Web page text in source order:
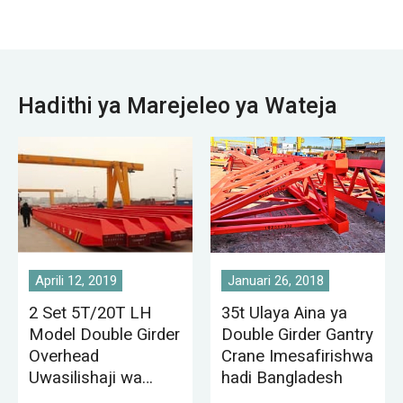
chakula.
Hadithi ya Marejeleo ya Wateja
Aprili 12, 2019
2 Set 5T/20T LH
Model Double Girder
Overhead
Uwasilishaji wa
Januari 26, 2018
35t Ulaya Aina ya
Double Girder Gantry
Crane Imesafirishwa
hadi Bangladesh